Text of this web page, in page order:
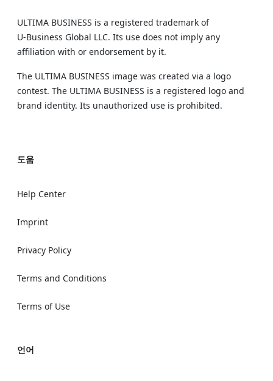
ULTIMA BUSINESS is a registered trademark of
U‑Business Global LLC. Its use does not imply any
affiliation with or endorsement by it.
The ULTIMA BUSINESS image was created via a logo
contest. The ULTIMA BUSINESS is a registered logo and
brand identity. Its unauthorized use is prohibited.
도움
Help Center
Imprint
Privacy Policy
Terms and Conditions
Terms of Use
언어